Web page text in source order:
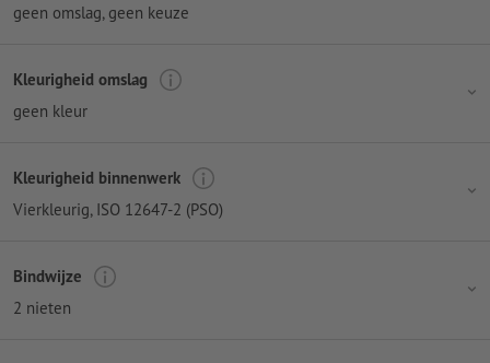
geen omslag, geen keuze
Kleurigheid omslag
geen kleur
Kleurigheid binnenwerk
Vierkleurig, ISO 12647-2 (PSO)
Bindwijze
2 nieten